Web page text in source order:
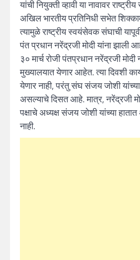
यांची नियुक्ती व्हावी या नावावर
अखिल भारतीय प्रतिनिधी सभेत
त्यामुळे राष्ट्रीय स्वयंसेवक संघाची
पंत प्रधान नरेंद्रजी मोदी यांना झाली
३० मार्च रोजी पंतप्रधान नरेंद्रजी
मुख्यालयात येणार आहेत. त्या दिवशी
येणार नाही, परंतु संघ संजय जोशी यांच्या
असल्याचे दिसत आहे. मात्र, नरेंद्रजी
पक्षाचे अध्यक्ष संजय जोशी यांच्या
नाही.